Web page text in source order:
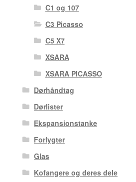
C1 og 107
C3 Picasso
C5 X7
XSARA
XSARA PICASSO
Dørhåndtag
Dørlister
Ekspansionstanke
Forlygter
Glas
Kofangere og deres dele